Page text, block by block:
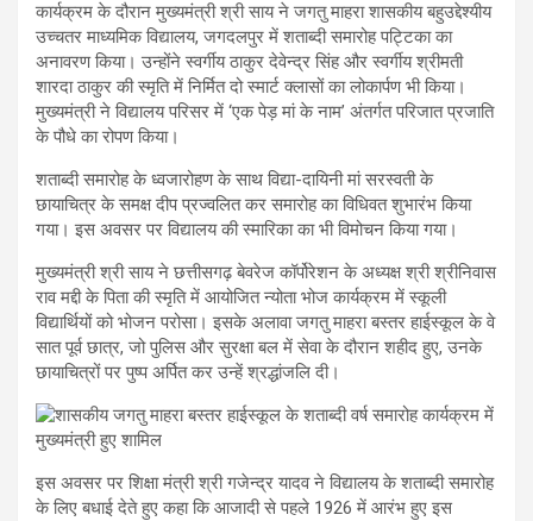
कार्यक्रम के दौरान मुख्यमंत्री श्री साय ने जगतु माहरा शासकीय बहुउद्देश्यीय
उच्चतर माध्यमिक विद्यालय, जगदलपुर में शताब्दी समारोह पट्टिका का
अनावरण किया। उन्होंने स्वर्गीय ठाकुर देवेन्द्र सिंह और स्वर्गीय श्रीमती
शारदा ठाकुर की स्मृति में निर्मित दो स्मार्ट क्लासों का लोकार्पण भी किया।
मुख्यमंत्री ने विद्यालय परिसर में ‘एक पेड़ मां के नाम’ अंतर्गत परिजात प्रजाति
के पौधे का रोपण किया।
शताब्दी समारोह के ध्वजारोहण के साथ विद्या-दायिनी मां सरस्वती के
छायाचित्र के समक्ष दीप प्रज्वलित कर समारोह का विधिवत शुभारंभ किया
गया। इस अवसर पर विद्यालय की स्मारिका का भी विमोचन किया गया।
मुख्यमंत्री श्री साय ने छत्तीसगढ़ बेवरेज कॉर्पोरेशन के अध्यक्ष श्री श्रीनिवास
राव मद्दी के पिता की स्मृति में आयोजित न्योता भोज कार्यक्रम में स्कूली
विद्यार्थियों को भोजन परोसा। इसके अलावा जगतु माहरा बस्तर हाईस्कूल के वे
सात पूर्व छात्र, जो पुलिस और सुरक्षा बल में सेवा के दौरान शहीद हुए, उनके
छायाचित्रों पर पुष्प अर्पित कर उन्हें श्रद्धांजलि दी।
इस अवसर पर शिक्षा मंत्री श्री गजेन्द्र यादव ने विद्यालय के शताब्दी समारोह
के लिए बधाई देते हुए कहा कि आजादी से पहले 1926 में आरंभ हुए इस